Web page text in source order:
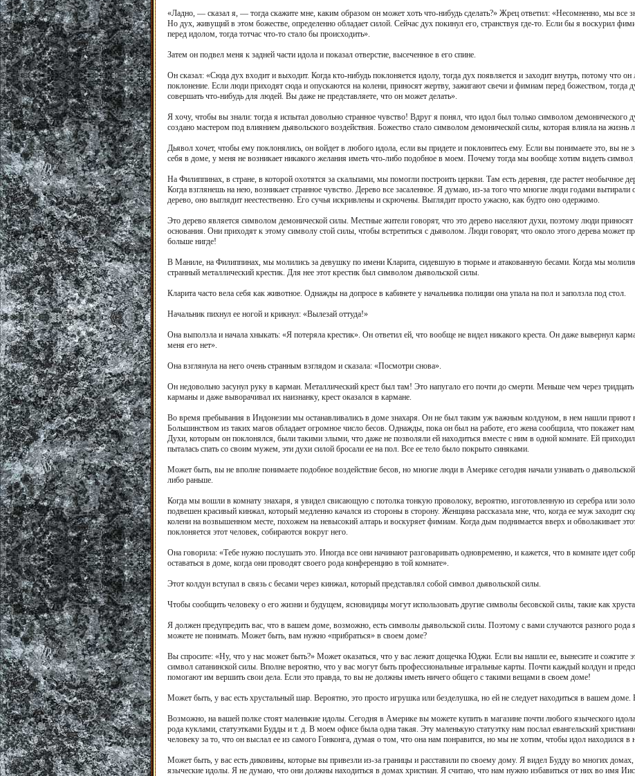
«Ладно, — сказал я, — тогда скажите мне, каким образом он может хоть что-нибудь сделать?» Жрец ответил: «Несомненно, мы все
Но дух, живущий в этом божестве, определенно обладает силой. Сейчас дух покинул его, странствуя где-то. Если бы я воскурил
перед идолом, тогда тотчас что-то стало бы происходить».
Затем он подвел меня к задней части идола и показал отверстие, высеченное в его спине.
Он сказал: «Сюда дух входит и выходит. Когда кто-нибудь поклоняется идолу, тогда дух появляется и заходит внутрь, потому что
поклонение. Если люди приходят сюда и опускаются на колени, приносят жертву, зажигают свечи и фимиам перед божеством, тогда
совершать что-нибудь для людей. Вы даже не представляете, что он может делать».
Я хочу, чтобы вы знали: тогда я испытал довольно странное чувство! Вдруг я понял, что идол был только символом демонического
создано мастером под влиянием дьявольского воздействия. Божество стало символом демонической силы, которая влияла на жизнь
Дьявол хочет, чтобы ему поклонялись, он войдет в любого идола, если вы придете и поклонитесь ему. Если вы понимаете это, вы не
себя в доме, у меня не возникает никакого желания иметь что-либо подобное в моем. Почему тогда мы вообще хотим видеть символ
На Филиппинах, в стране, в которой охотятся за скальпами, мы помогли построить церкви. Там есть деревня, где растет необычное
Когда взглянешь на нею, возникает странное чувство. Дерево все засаленное. Я думаю, из-за того что многие люди годами
дерево, оно выглядит неестественно. Его сучья искривлены и скрючены. Выглядит просто ужасно, как будто оно одержимо.
Это дерево является символом демонической силы. Местные жители говорят, что это дерево населяют духи, поэтому люди
основания. Они приходят к этому символу стой силы, чтобы встретиться с дьяволом. Люди говорят, что около этого дерева может
больше нигде!
В Маниле, на Филиппинах, мы молились за девушку по имени Кларита, сидевшую в тюрьме и атакованную бесами. Когда мы
странный металлический крестик. Для нее этот крестик был символом дьявольской силы.
Кларита часто вела себя как животное. Однажды на допросе в кабинете у начальника полиции она упала на пол и заползла под стол.
Начальник пихнул ее ногой и крикнул: «Вылезай оттуда!»
Она выползла и начала хныкать: «Я потеряла крестик». Он ответил ей, что вообще не видел никакого креста. Он даже вывернул
меня его нет».
Она взглянула на него очень странным взглядом и сказала: «Посмотри снова».
Он недовольно засунул руку в карман. Металлический крест был там! Это напугало его почти до смерти. Меньше чем через
карманы и даже выворачивал их наизнанку, крест оказался в кармане.
Во время пребывания в Индонезии мы останавливались в доме знахаря. Он не был таким уж важным колдуном, в нем нашли приют
Большинством из таких магов обладает огромное число бесов. Однажды, пока он был на работе, его жена сообщила, что покажет
Духи, которым он поклонялся, были такими злыми, что даже не позволяли ей находиться вместе с ним в одной комнате. Ей
пыталась спать со своим мужем, эти духи силой бросали ее на пол. Все ее тело было покрыто синяками.
Может быть, вы не вполне понимаете подобное воздействие бесов, но многие люди в Америке сегодня начали узнавать о
либо раньше.
Когда мы вошли в комнату знахаря, я увидел свисающую с потолка тонкую проволоку, вероятно, изготовленную из серебра или
подвешен красивый кинжал, который медленно качался из стороны в сторону. Женщина рассказала мне, что, когда ее муж заходит
колени на возвышенном месте, похожем на невысокий алтарь и воскуряет фимиам. Когда дым поднимается вверх и обволакивает
поклоняется этот человек, собираются вокруг него.
Она говорила: «Тебе нужно послушать это. Иногда все они начинают разговаривать одновременно, и кажется, что в комнате идет
оставаться в доме, когда они проводят своего рода конференцию в той комнате».
Этот колдун вступал в связь с бесами через кинжал, который представлял собой символ дьявольской силы.
Чтобы сообщить человеку о его жизни и будущем, ясновидицы могут использовать другие символы бесовской силы, такие как
Я должен предупредить вас, что в вашем доме, возможно, есть символы дьявольской силы. Поэтому с вами случаются разного
можете не понимать. Может быть, вам нужно «прибраться» в своем доме?
Вы спросите: «Ну, что у нас может быть?» Может оказаться, что у вас лежит дощечка Юджи. Если вы нашли ее, вынесите и сожгите
символ сатанинской силы. Вполне вероятно, что у вас могут быть профессиональные игральные карты. Почти каждый колдун и
помогают им вершить свои дела. Если это правда, то вы не должны иметь ничего общего с такими вещами в своем доме!
Может быть, у вас есть хрустальный шар. Вероятно, это просто игрушка или безделушка, но ей не следует находиться в вашем
Возможно, на вашей полке стоят маленькие идолы. Сегодня в Америке вы можете купить в магазине почти любого языческого
рода куклами, статуэтками Будды и т. д. В моем офисе была одна такая. Эту маленькую статуэтку нам послал евангельский
человеку за то, что он выслал ее из самого Гонконга, думая о том, что она нам понравится, но мы не хотим, чтобы идол находился
Может быть, у вас есть диковины, которые вы привезли из-за границы и расставили по своему дому. Я видел Будду во многих
языческие идолы. Я не думаю, что они должны находиться в домах христиан. Я считаю, что нам нужно избавиться от них во имя